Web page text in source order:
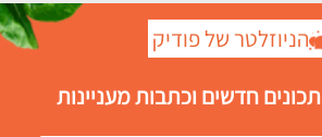
הניוזלטר של פודיק
חדשים וכתבות מעניינות